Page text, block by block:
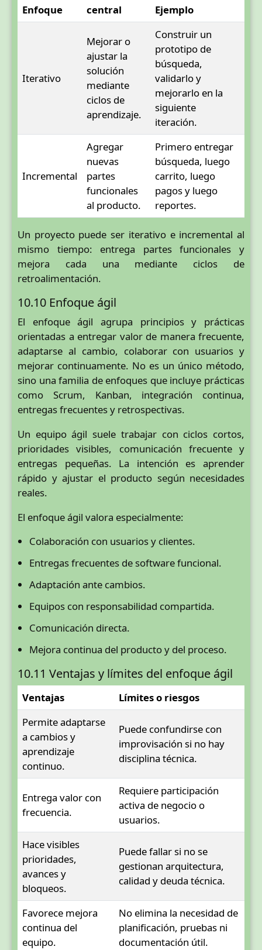
Enfoque
central
Ejemplo
Iterativo
Mejorar o
ajustar la
solución
mediante
ciclos de
aprendizaje.
Construir un
prototipo de
búsqueda,
validarlo y
mejorarlo en la
siguiente
iteración.
Incremental
Agregar
nuevas
partes
funcionales
al producto.
Primero entregar
búsqueda, luego
carrito, luego
pagos y luego
reportes.
Un proyecto puede ser iterativo e incremental al
mismo tiempo: entrega partes funcionales y
mejora cada una mediante ciclos de
retroalimentación.
10.10 Enfoque ágil
El enfoque ágil agrupa principios y prácticas
orientadas a entregar valor de manera frecuente,
adaptarse al cambio, colaborar con usuarios y
mejorar continuamente. No es un único método,
sino una familia de enfoques que incluye prácticas
como Scrum, Kanban, integración continua,
entregas frecuentes y retrospectivas.
Un equipo ágil suele trabajar con ciclos cortos,
prioridades visibles, comunicación frecuente y
entregas pequeñas. La intención es aprender
rápido y ajustar el producto según necesidades
reales.
El enfoque ágil valora especialmente:
Colaboración con usuarios y clientes.
Entregas frecuentes de software funcional.
Adaptación ante cambios.
Equipos con responsabilidad compartida.
Comunicación directa.
Mejora continua del producto y del proceso.
10.11 Ventajas y límites del enfoque ágil
Ventajas
Límites o riesgos
Permite adaptarse
a cambios y
aprendizaje
continuo.
Puede confundirse con
improvisación si no hay
disciplina técnica.
Entrega valor con
frecuencia.
Requiere participación
activa de negocio o
usuarios.
Hace visibles
prioridades,
avances y
bloqueos.
Puede fallar si no se
gestionan arquitectura,
calidad y deuda técnica.
Favorece mejora
continua del
equipo.
No elimina la necesidad de
planificación, pruebas ni
documentación útil.